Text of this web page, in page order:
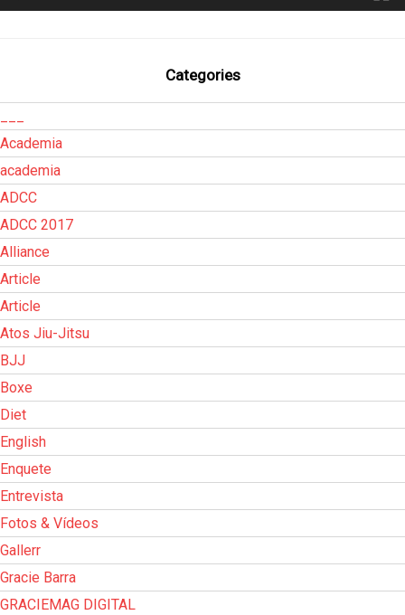
Categories
Academia
academia
ADCC
ADCC 2017
Alliance
Article
Article
Atos Jiu-Jitsu
BJJ
Boxe
Diet
English
Enquete
Entrevista
Fotos & Vídeos
Gallerr
Gracie Barra
GRACIEMAG DIGITAL